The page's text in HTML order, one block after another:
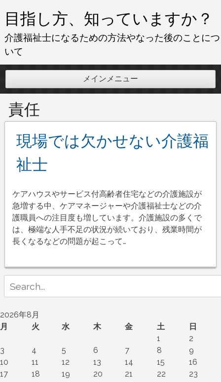
コ
テ
ン
へ
キ
目指し方、知っていますか？
介護福祉士になるための方法やなった後のことにつ
いて
メインメニュー
責任
現場では欠かせない介護福
祉士
ケアハウスやサービス付高齢者住宅などの介護施設が
急増する中、ケアマネージャーや介護福祉士などの介
護職員への注目度も増しています。介護施設の多くで
は、極端な人手不足の状況が続いており、残業時間が
長くなるなどの問題が起こって…
for:
2026年8月
月
火 水 木 金 土
日
1
2
3
4 5 6 7 8
9
10
11 12 13 14 15
16
17
18 19 20 21 22
23